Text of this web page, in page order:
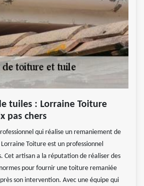
tuiles : Lorraine Toiture
pas chers
qui réalise un remaniement de
Toiture est un professionnel
Cet artisan a la réputation de réaliser des
pour fournir une toiture remaniée
son intervention. Avec une équipe qui